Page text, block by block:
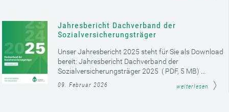
Jahresbericht Dachverband der
Sozialversicherungsträger
Unser Jahresbericht 2025 steht für Sie als Download
bereit: Jahresbericht Dachverband der
Sozialversicherungsträger 2025 ( PDF, 5 MB) ...
09. Februar 2026 weiterlesen